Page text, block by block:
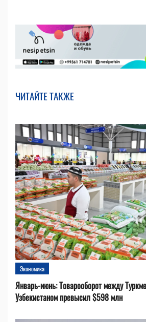
ЧИТАЙТЕ ТАКЖЕ
Экономика
Январь-июнь: Товарооборот между
Узбекистаном превысил $598 млн